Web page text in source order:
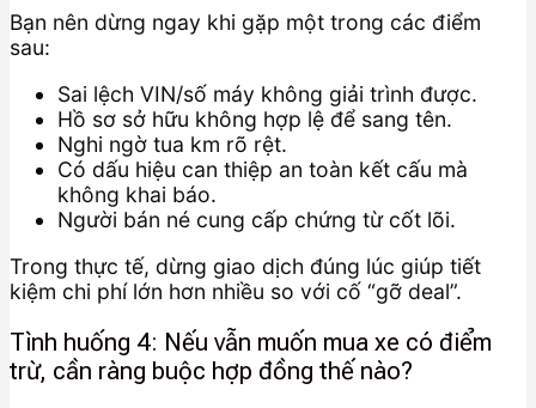
Bạn nên dừng ngay khi gặp một trong các điểm
sau:
Sai lệch VIN/số máy không giải trình được.
Hồ sơ sở hữu không hợp lệ để sang tên.
Nghi ngờ tua km rõ rệt.
Có dấu hiệu can thiệp an toàn kết cấu mà
không khai báo.
Người bán né cung cấp chứng từ cốt lõi.
Trong thực tế, dừng giao dịch đúng lúc giúp tiết
kiệm chi phí lớn hơn nhiều so với cố “gỡ deal”.
Tình huống 4: Nếu vẫn muốn mua xe có điểm
trừ, cần ràng buộc hợp đồng thế nào?